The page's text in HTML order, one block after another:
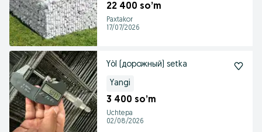
22 400 so’m
Paxtakor
17/07/2026
Yòl (дорожный) setka
Yangi
3 400 so’m
Uchtepa
02/08/2026